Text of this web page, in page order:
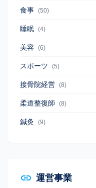
食事 (50)
睡眠 (4)
美容 (6)
スポーツ (5)
接骨院経営 (8)
柔道整復師 (8)
鍼灸 (9)
運営事業